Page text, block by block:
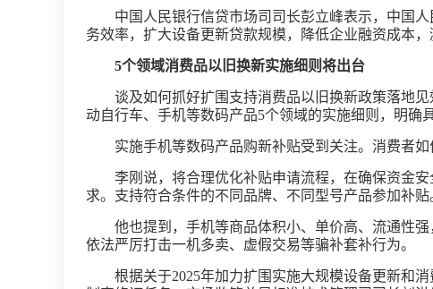
中国人民银行信贷市场司司长彭立峰表示，中国
务效率，扩大设备更新贷款规模，降低企业融资成本，
5个领域消费品以旧换新实施细则将出台
谈及如何抓好扩围支持消费品以旧换新政策落地
动自行车、手机等数码产品5个领域的实施细则，明确
实施手机等数码产品购新补贴受到关注。消费者如
李刚说，将合理优化补贴申请流程，在确保资金
求。支持符合条件的不同品牌、不同型号产品参加补贴
他也提到，手机等商品体积小、单价高、流通性
依法严厉打击一机多卖、虚假交易等骗补套补行为。
根据关于2025年加力扩围实施大规模设备更新和